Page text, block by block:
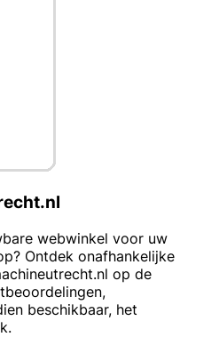
webwinkel voor uw
Ontdek onafhankelijke
op de
beschikbaar, het